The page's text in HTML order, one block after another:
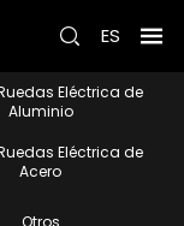
ES
Eléctrica de
Aluminio
Eléctrica de
Acero
Otros